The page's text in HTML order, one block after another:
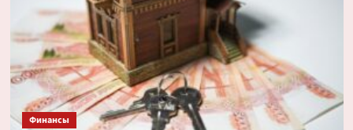
влияющие
на
курс
рубля
Финансы